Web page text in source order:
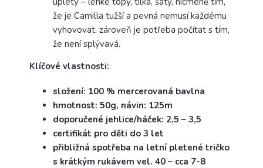
že je Camilla tužší a pevná nemusí každému
vyhovovat, zároveň je potřeba počítat s tím,
že není splývavá.
Klíčové vlastnosti:
složení: 100 % mercerovaná bavlna
hmotnost: 50g, návin: 125m
doporučené jehlice/háček: 2,5 – 3,5
certifikát pro děti do 3 let
přibližná spotřeba na letní pletené tričko
s krátkým rukávem vel. 40 – cca 7-8